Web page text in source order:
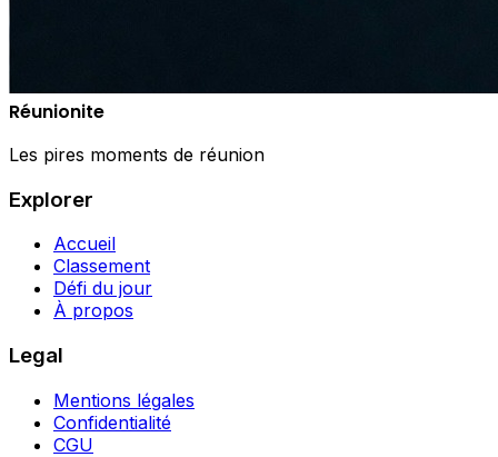
Réunionite
Les pires moments de réunion
Explorer
Accueil
Classement
Défi du jour
À propos
Legal
Mentions légales
Confidentialité
CGU